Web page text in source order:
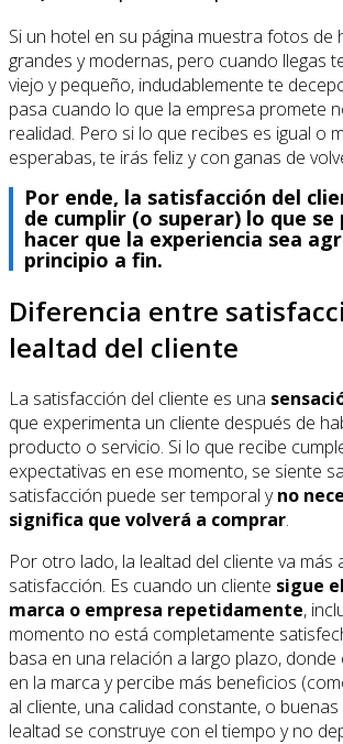
Si un hotel en su página muestra fotos de
grandes y modernas, pero cuando llegas
viejo y pequeño, indudablemente te
pasa cuando lo que la empresa promete
realidad. Pero si lo que recibes es igual o
esperabas, te irás feliz y con ganas de
Por ende, la satisfacción del
de cumplir (o superar) lo que
hacer que la experiencia sea
principio a fin.
Diferencia entre
lealtad del cliente
La satisfacción del cliente es una
que experimenta un cliente después de
producto o servicio. Si lo que recibe
expectativas en ese momento, se siente
satisfacción puede ser temporal yno
significa que volverá a comprar.
Por otro lado, la lealtad del cliente va más
satisfacción. Es cuando un cliente sigue
marca o empresa repetidamente,
momento no está completamente
basa en una relación a largo plazo, donde
en la marca y percibe más beneficios
al cliente, una calidad constante, o
lealtad se construye con el tiempo y no